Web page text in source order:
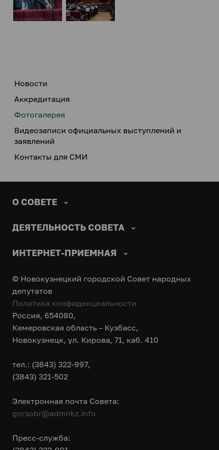
Новости
Аккредитация
Фотогалерея
Видеозаписи официальных выступлений и
заявлений
Контакты для СМИ
О СОВЕТЕ
ДЕЯТЕЛЬНОСТЬ СОВЕТА
ИНТЕРНЕТ-ПРИЕМНАЯ
© Новокузнецкий городской Совет народных
депутатов
Политика конфиденциальности
Россия, 654080,
Кемеровская область – Кузбасс,
Новокузнецк, ул. Кирова, 71, каб. 410
тел.: (3843) 322-997,
(3843) 321-502
Электронная почта Совета:
gorsobr@admnkz.info
Пресс-служба: